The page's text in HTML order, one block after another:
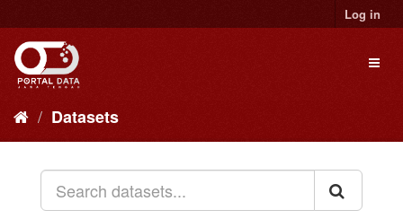
to
content
Log in
Datasets